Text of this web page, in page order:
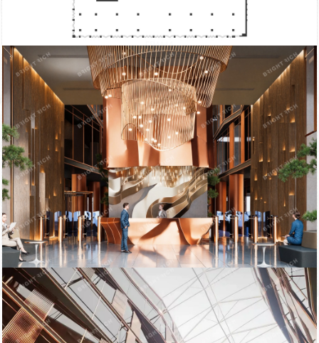
Электричество: есть
Отопление: есть
Состояние ремонта: Отличное
Этаж: 6
Этажей всего: 8
Купить офисное помещение:
Офисное помещение 2 183.4 кв. м в бизнес-центре Element.
Прямая продажа, без комиссии.
Район: Петроградский.
Характеристики:
- Класс: A;
- Арендопригодная площадь: 29826.71;
- Код налоговой: 13;
- Размер типового этажа: 3200;
- Высота потолков: 3.4 м, 3.5 м, 3.65 м, 33 м, 8.33 м;
- Наличие лифта: Есть;
- Кол-во мест наземного паркинга: 18;
- Кол-во мест подземного паркинга: 187.
Стоимость: 1 213 684 910 руб.
Оформление сделки напрямую от собственника, без комиссии.
Готовы оперативно организовать просмотр в удобное время,
предоставить PDF-презентацию и план.
ID = c_1784195.
Пожаловаться на объявление
Продано